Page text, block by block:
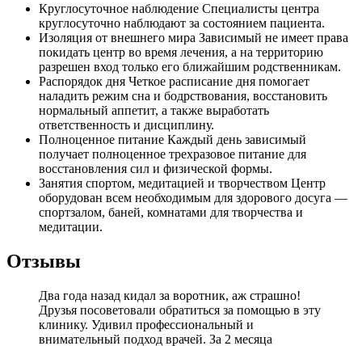
Круглосуточное наблюдение Специалисты центра
круглосуточно наблюдают за состоянием пациента.
Изоляция от внешнего мира Зависимый не имеет права
покидать центр во время лечения, а на территорию
разрешен вход только его ближайшим родственникам.
Распорядок дня Четкое расписание дня помогает
наладить режим сна и бодрствования, восстановить
нормальный аппетит, а также выработать
ответственность и дисциплину.
Полноценное питание Каждый день зависимый
получает полноценное трехразовое питание для
восстановления сил и физической формы.
Занятия спортом, медитацией и творчеством Центр
оборудован всем необходимым для здорового досуга —
спортзалом, баней, комнатами для творчества и
медитации.
Отзывы
Два года назад кидал за воротник, аж страшно!
Друзья посоветовали обратиться за помощью в эту
клинику. Удивил профессиональный и
внимательный подход врачей. За 2 месяца